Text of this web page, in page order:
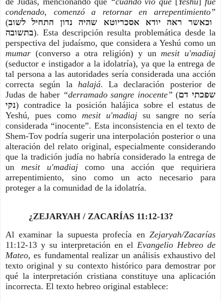
condenado, comenzó a retornar en arrepentimiento”
(וכאשר ראה יודא אסכריוטא שהיה נדון התחיל לשוב
בתשובה). Esta descripción resulta problemática desde la
perspectiva del judaísmo, que considera a Yeshú como un
mumar (converso a otra religión) y unmesit u'madiaj
(seductor e instigador a la idolatría), ya que la entrega de
tal persona a las autoridades sería considerada una acción
correcta según la halajá. La declaración posterior de
Judas de haber “derramado sangre inocente” (שפכתי דם
נקי) contradice la posición halájica sobre el estatus de
Yeshú, pues como mesit u'madiaj su sangre no sería
considerada “inocente”. Esta inconsistencia en el texto de
Shem-Tov podría sugerir una interpolación posterior o una
alteración del relato original, especialmente considerando
que la tradición judía no habría considerado la entrega de
un mesit u'madiaj como una acción que requiriera
arrepentimiento, sino como un acto necesario para
proteger a la comunidad de la idolatría.
¿ZEJARYAH / ZACARÍAS 11:12-13?
Al examinar la supuesta profecía en Zejaryah/Zacarías
11:12-13 y su interpretación en el Evangelio Hebreo de
Mateo, es fundamental realizar un análisis exhaustivo del
texto original y su contexto histórico para demostrar por
qué la interpretación cristiana constituye una aplicación
incorrecta. El texto hebreo original establece: